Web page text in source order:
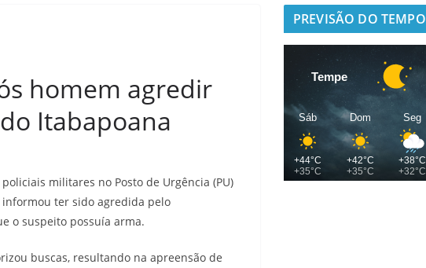
homem agredir
Itabapoana
militares no Posto de Urgência (PU)
informou ter sido agredida pelo
o suspeito possuía arma.
buscas, resultando na apreensão de
PREVISÃO DO TEMPO
Tempe
Sáb
+44°C
+35°C
Dom
+42°C
+35°C
Seg
+38°C
+32°C